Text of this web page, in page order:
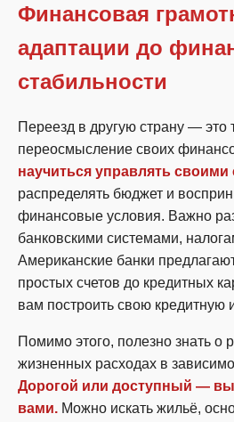
Финансовая
адаптации до
стабильности
Переезд в другую страну — это
переосмысление своих
научиться управлять своими
распределять бюджет и
финансовые условия. Важно
банковскими системами,
Американские банки
простых счетов до кредитных
вам построить свою кредитную
Помимо этого, полезно знать о
жизненных расходах в
Дорогой или доступный —
вами. Можно искать жильё,